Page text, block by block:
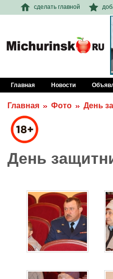
сделать главной
Главная Новости
Главная Фото День
День